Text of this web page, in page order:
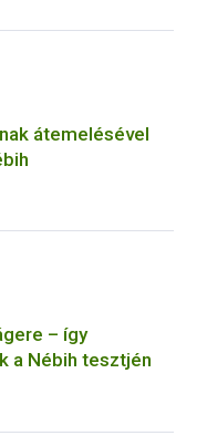
átemelésével
– így
a Nébih tesztjén